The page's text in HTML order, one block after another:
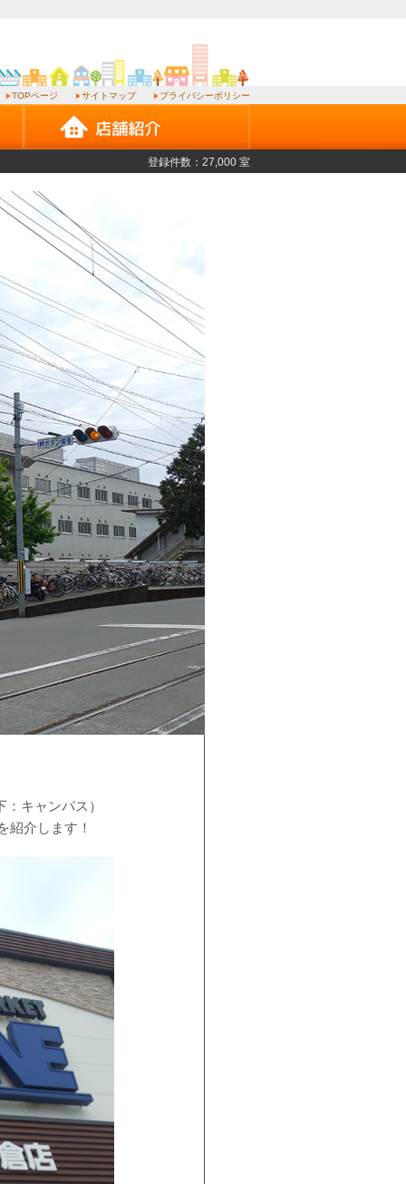
TOPページ サイトマップ プライバシーポリシー
登録件数：27,000 室
キャンパス）
紹介します！